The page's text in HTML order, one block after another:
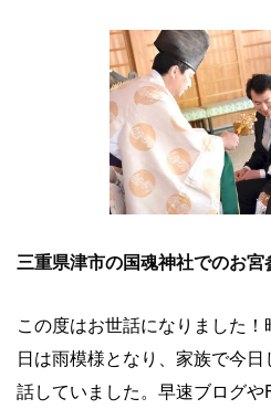
三重県津市の国魂神社でのお宮
この度はお世話になりました
日は雨模様となり、家族で今
話していました。早速ブログ